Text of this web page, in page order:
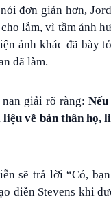
đơn giản hơn,
lắm, vì tầm ảnh
ảnh khác đã bày
đã làm.
giải rõ ràng:
về bản thân họ,
sẽ trả lời “Có,
diễn Stevens khi